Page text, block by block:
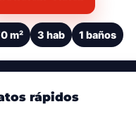
m² 3 hab 1 baños
rápidos